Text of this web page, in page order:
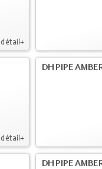
détail+
détail+
DH PIPE
DH PIPE